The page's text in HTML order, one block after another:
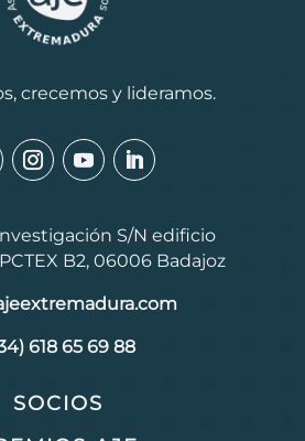
crecemos y lideramos.
S/N edificio
B2, 06006 Badajoz
618 65 69 88
SOCIOS